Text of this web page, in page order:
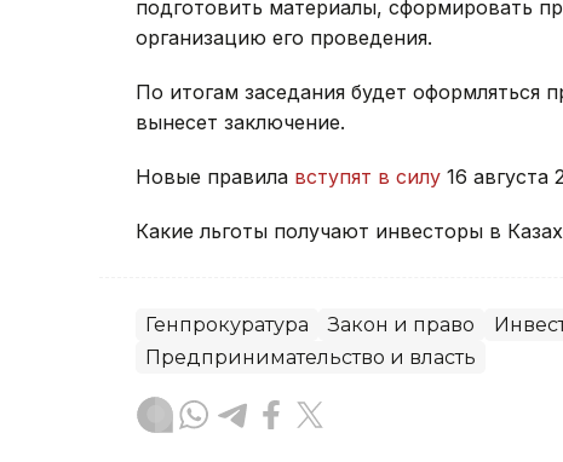
подготовить материалы, сформировать
организацию его проведения.
По итогам заседания будет оформляться
вынесет заключение.
Новые правила вступят в силу 16 августа
Какие льготы получают инвесторы в
Генпрокуратура Закон и право
Предпринимательство и власть